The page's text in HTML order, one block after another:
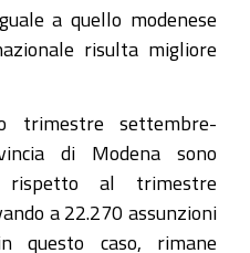
a quello modenese
risulta migliore
trimestre settembre-
di Modena sono
rispetto al trimestre
a 22.270 assunzioni
questo caso, rimane